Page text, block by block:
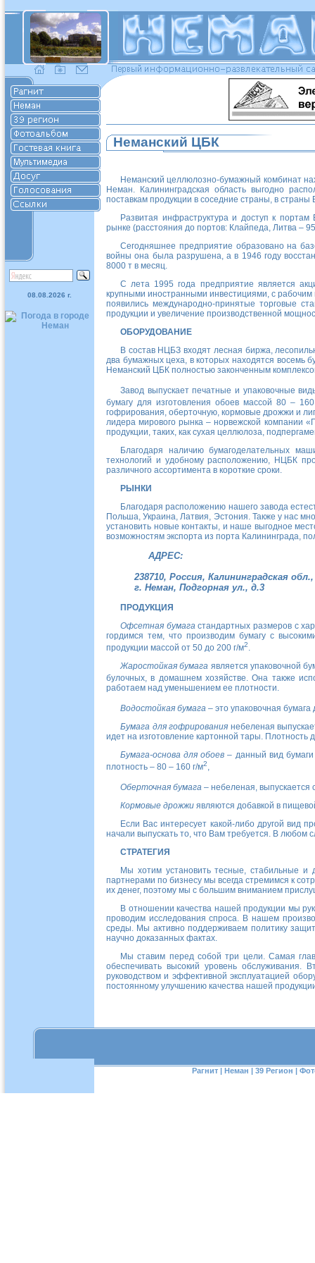
08.08.2026 г.
Неманский ЦБК
Неманский целлюлозно-бумажный комбинат
Неман. Калининградская область выгодно
поставкам продукции в соседние страны, в
Развитая инфраструктура и доступ к
рынке (расстояния до портов: Клайпеда, Литва –
Сегодняшнее предприятие образовано на
войны она была разрушена, а в 1946 году
8000 т в месяц.
С лета 1995 года предприятие является
крупными иностранными инвестициями, с
появились международно-принятые торговые
продукции и увеличение производственной
ОБОРУДОВАНИЕ
В состав НЦБЗ входят лесная биржа,
два бумажных цеха, в которых находятся восемь
Неманский ЦБК полностью законченным
Завод выпускает печатные и упаковочные
бумагу для изготовления обоев массой 80 –
гофрирования, оберточную, кормовые дрожжи и
лидера мирового рынка – норвежской компании
продукции, таких, как сухая целлюлоза,
Благодаря наличию бумагоделательных
технологий и удобному расположению, НЦБК
различного ассортимента в короткие сроки.
РЫНКИ
Благодаря расположению нашего завода
Польша, Украина, Латвия, Эстония. Также у нас
установить новые контакты, и наше выгодное
возможностям экспорта из порта Калининграда,
АДРЕС:
238710, Россия, Калининградская обл.,
г. Неман, Подгорная ул., д.3
ПРОДУКЦИЯ
Офсетная бумага стандартных размеров с
гордимся тем, что производим бумагу с
продукции массой от 50 до 200 г/м2
Жаростойкая бумага является упаковочной
булочных, в домашнем хозяйстве. Она также
работаем над уменьшением ее плотности.
Водостойкая бумага – это упаковочная
Бумага для гофрирования небеленая
идет на изготовление картонной тары. Плотность
Бумага-основа для обоев – данный вид
плотность – 80 – 160 г/м2
Оберточная бумага – небеленая, выпускается
Кормовые дрожжи являются добавкой в
Если Вас интересует какой-либо другой вид
начали выпускать то, что Вам требуется. В
СТРАТЕГИЯ
Мы хотим установить тесные, стабильные и
партнерами по бизнесу мы всегда стремимся к
их денег, поэтому мы с большим вниманием
В отношении качества нашей продукции мы
проводим исследования спроса. В нашем
среды. Мы активно поддерживаем политику
научно доказанных фактах.
Мы ставим перед собой три цели. Самая
обеспечивать высокий уровень обслуживания.
руководством и эффективной эксплуатацией
постоянному улучшению качества нашей
Рагнит | Неман | 39 Регион |